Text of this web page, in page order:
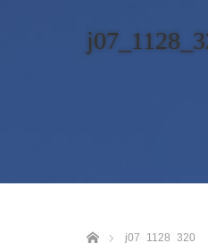
j07_1128_320